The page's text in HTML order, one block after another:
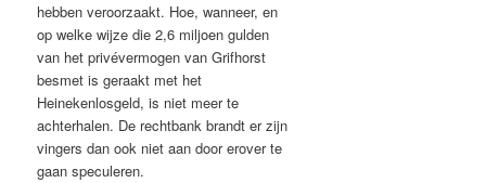
hebben veroorzaakt. Hoe, wanneer, en
op welke wijze die 2,6 miljoen gulden
van het privévermogen van Grifhorst
besmet is geraakt met het
Heinekenlosgeld, is niet meer te
achterhalen. De rechtbank brandt er zijn
vingers dan ook niet aan door erover te
gaan speculeren.